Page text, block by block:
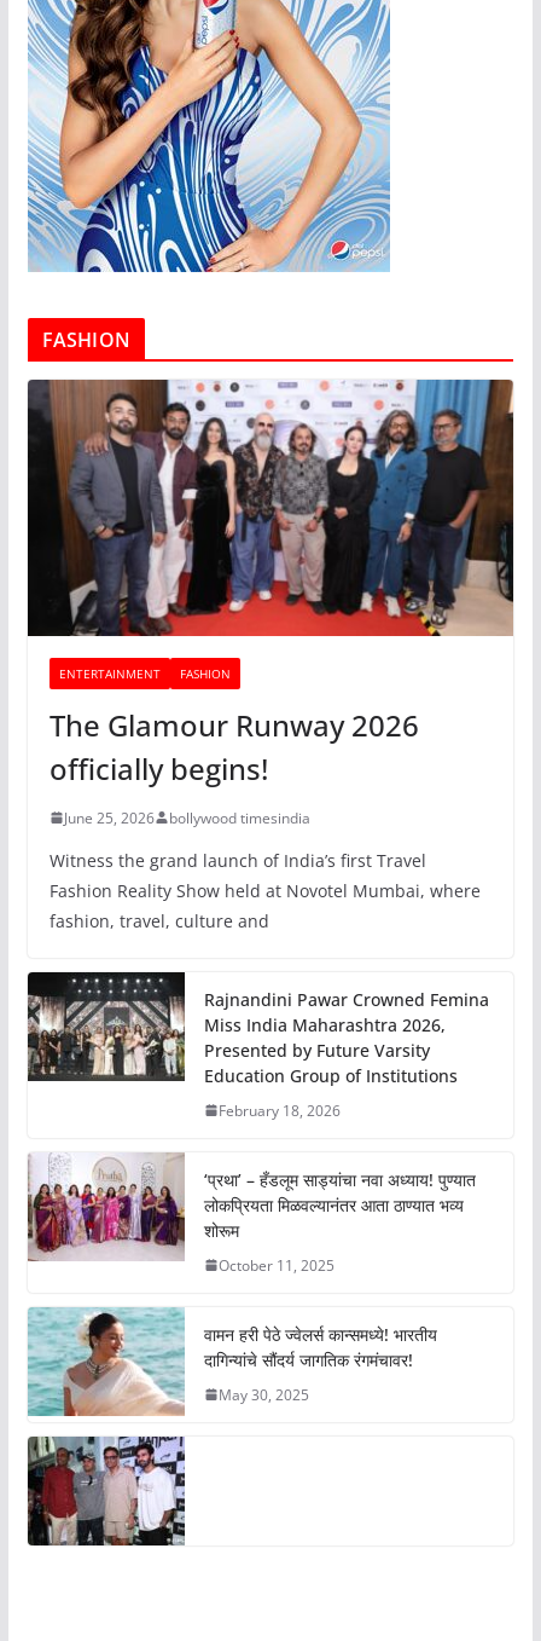
FASHION
ENTERTAINMENT FASHION
The Glamour Runway 2026
officially begins!
June 25, 2026 bollywood timesindia
Witness the grand launch of India’s first Travel
Fashion Reality Show held at Novotel Mumbai, where
fashion, travel, culture and
Rajnandini Pawar Crowned Femina
Miss India Maharashtra 2026,
Presented by Future Varsity
Education Group of Institutions
February 18, 2026
‘प्रथा’ – हँडलूम साड्यांचा नवा अध्याय! पुण्यात
लोकप्रियता मिळवल्यानंतर आता ठाण्यात भव्य
शोरूम
October 11, 2025
वामन हरी पेठे ज्वेलर्स कान्समध्ये! भारतीय
दागिन्यांचे सौंदर्य जागतिक रंगमंचावर!
May 30, 2025